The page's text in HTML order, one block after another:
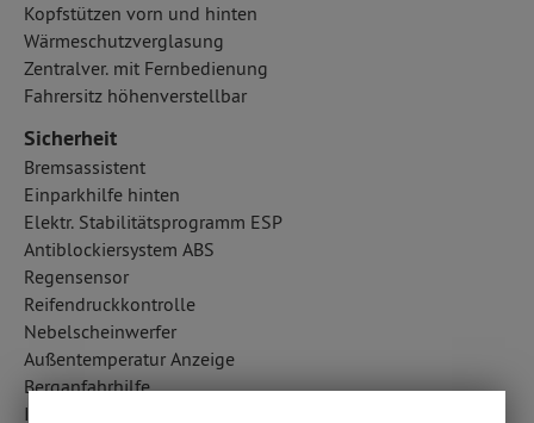
Kopfstützen vorn und hinten
Wärmeschutzverglasung
Zentralver. mit Fernbedienung
Fahrersitz höhenverstellbar
Sicherheit
Bremsassistent
Einparkhilfe hinten
Elektr. Stabilitätsprogramm ESP
Antiblockiersystem ABS
Regensensor
Reifendruckkontrolle
Nebelscheinwerfer
Außentemperatur Anzeige
Berganfahrhilfe
ISOFIX Kindersitzbefestigung